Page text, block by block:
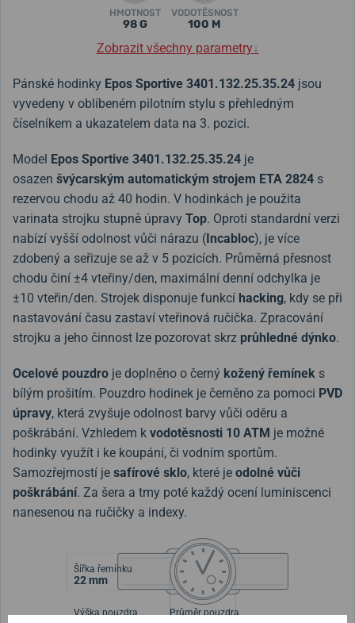
HMOTNOST
98 G
VODOTĚSNOST
100 M
Zobrazit všechny parametry↓
Pánské hodinky Epos Sportive 3401.132.25.35.24 jsou
vyvedeny v oblíbeném pilotním stylu s přehledným
číselníkem a ukazatelem data na 3. pozici.
Model Epos Sportive 3401.132.25.35.24 je
osazen švýcarským automatickým strojem ETA 2824 s
rezervou chodu až 40 hodin. V hodinkách je použita
varinata strojku stupně úpravy Top. Oproti standardní verzi
nabízí vyšší odolnost vůči nárazu ( Incabloc), je více
zdobený a seřizuje se až v 5 pozicích. Průměrná přesnost
chodu činí ±4 vteřiny/den, maximální denní odchylka je
±10 vteřin/den. Strojek disponuje funkcí hacking, kdy se při
nastavování času zastaví vteřinová ručička. Zpracování
strojku a jeho činnost lze pozorovat skrz průhledné dýnko.
Ocelové pouzdro je doplněno o černý kožený řemínek s
bílým prošitím. Pouzdro hodinek je černěno za pomoci PVD
úpravy, která zvyšuje odolnost barvy vůči oděru a
poškrábání. Vzhledem k vodotěsnosti 10 ATM je možné
hodinky využít i ke koupání, či vodním sportům.
Samozřejmostí je safírové sklo, které je odolné vůči
poškrábání. Za šera a tmy poté každý ocení luminiscenci
nanesenou na ručičky a indexy.
Šířka řemínku
22 mm
Výška pouzdra Průměr pouzdra